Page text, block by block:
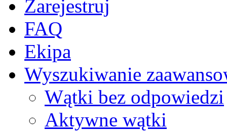
Zarejestruj
FAQ
Ekipa
Wyszukiwanie
Wątki bez odpowiedzi
Aktywne wątki